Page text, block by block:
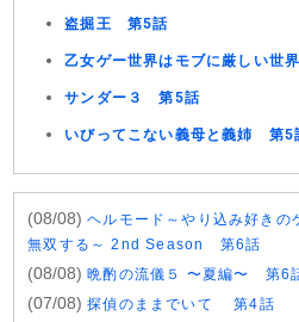
盗掘王 第5話
乙女ゲー世界はモブに厳しい世
サンダー３ 第5話
いびってこない義母と義姉 第5
(08/08)ヘルモード～やり込み好きの
無双する～ 2nd Season 第6話
(08/08)晩酌の流儀５ 〜夏編〜 第6
(07/08)探偵のままでいて 第4話